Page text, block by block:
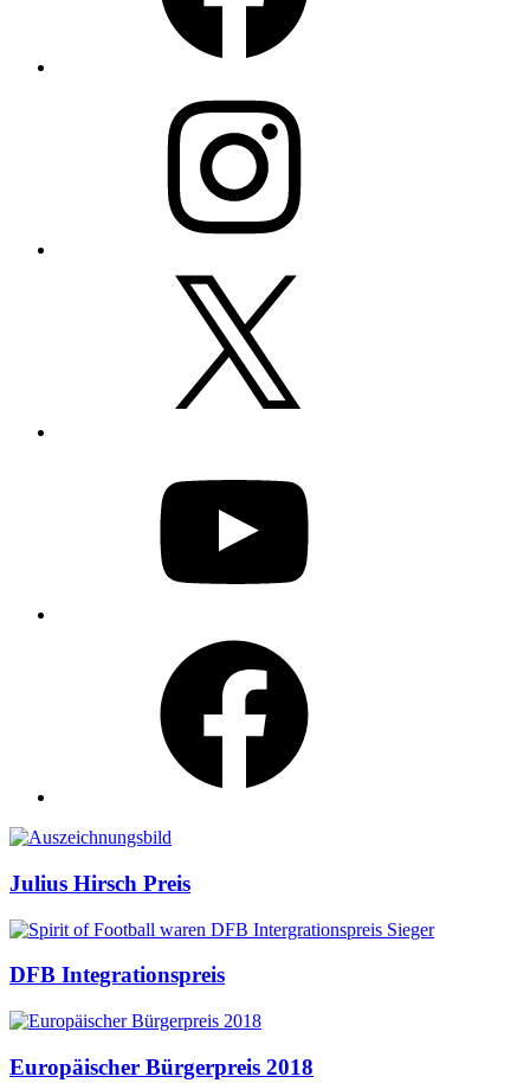
Auszeichnungen
Julius Hirsch Preis
DFB Integrationspreis
Europäischer Bürgerpreis 2018